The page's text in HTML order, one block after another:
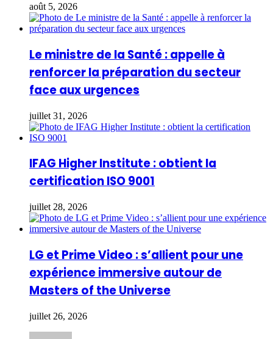
août 5, 2026
Le ministre de la Santé : appelle à
renforcer la préparation du secteur
face aux urgences
juillet 31, 2026
IFAG Higher Institute : obtient la
certification ISO 9001
juillet 28, 2026
LG et Prime Video : s’allient pour une
expérience immersive autour de
Masters of the Universe
juillet 26, 2026